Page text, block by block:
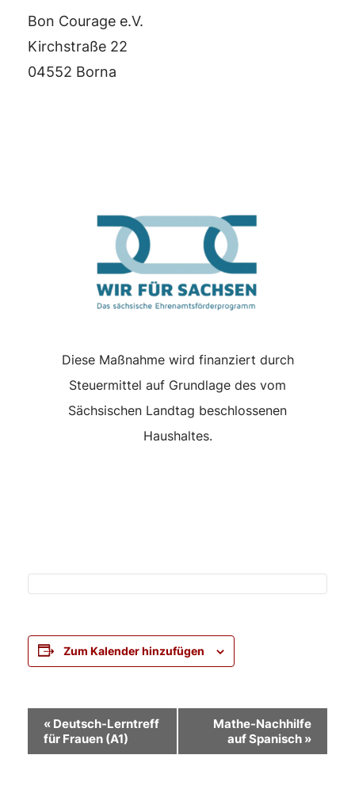
Bon Courage e.V.
Kirchstraße 22
04552 Borna
Diese Maßnahme wird finanziert durch
Steuermittel auf Grundlage des vom
Sächsischen Landtag beschlossenen
Haushaltes.
Zum Kalender hinzufügen
Veranstaltung-
Navigation
« Deutsch-Lerntreff
für Frauen (A1)
Mathe-Nachhilfe
auf Spanisch »